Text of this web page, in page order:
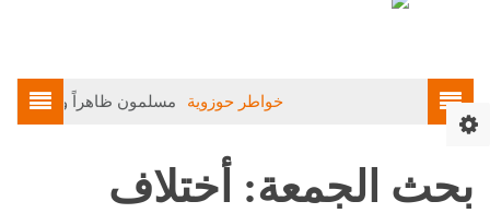
خواطر حوزوية مسلمون ظاهراً وواقعاً(3)
بحث الجمعة: أختلاف